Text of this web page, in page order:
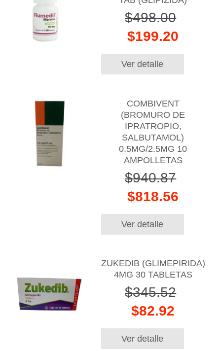
$498.00
$199.20
Ver detalle
COMBIVENT
(BROMURO DE
IPRATROPIO,
SALBUTAMOL)
0.5MG/2.5MG 10
AMPOLLETAS
$940.87
$818.56
Ver detalle
ZUKEDIB (GLIMEPIRIDA)
4MG 30 TABLETAS
$345.52
$82.92
Ver detalle